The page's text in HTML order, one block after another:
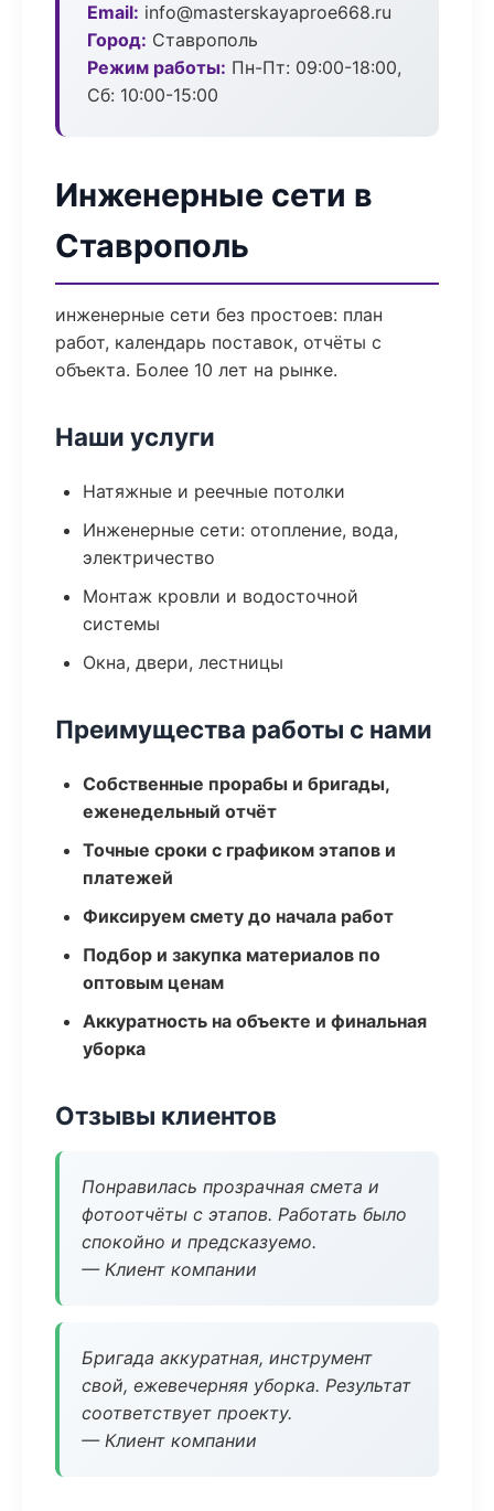
Email: info@masterskayaproe668.ru
Город: Ставрополь
Режим работы: Пн-Пт: 09:00-18:00,
Сб: 10:00-15:00
Инженерные сети в
Ставрополь
инженерные сети без простоев: план
работ, календарь поставок, отчёты с
объекта. Более 10 лет на рынке.
Наши услуги
Натяжные и реечные потолки
Инженерные сети: отопление, вода,
электричество
Монтаж кровли и водосточной
системы
Окна, двери, лестницы
Преимущества работы с нами
Собственные прорабы и бригады,
еженедельный отчёт
Точные сроки с графиком этапов и
платежей
Фиксируем смету до начала работ
Подбор и закупка материалов по
оптовым ценам
Аккуратность на объекте и финальная
уборка
Отзывы клиентов
Понравилась прозрачная смета и
фотоотчёты с этапов. Работать было
спокойно и предсказуемо.
— Клиент компании
Бригада аккуратная, инструмент
свой, ежевечерняя уборка. Результат
соответствует проекту.
— Клиент компании